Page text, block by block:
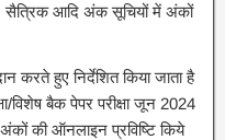
सैत्रिक आदि अंक सूचियों में अंकों
हुए निर्देशित किया जाता है
विशेष बैक पेपर परीक्षा जून 2024
की ऑनलाइन प्रविष्टि किये